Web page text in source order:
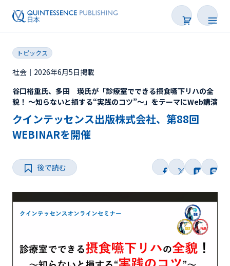
新着
連載
Web限定
後で読む
トピックス
社会｜2026年6月5日掲載
谷口裕重氏、多田 瑛氏が「診療室でできる摂食嚥下リハの全
貌！ ～知らないと損する“実践のコツ”～」をテーマにWeb講演
クインテッセンス出版株式会社、第88回
WEBINARを開催
後で読む